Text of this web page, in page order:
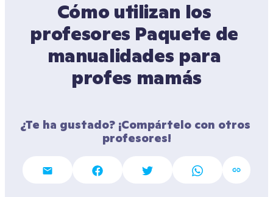
Cómo utilizan los
profesores Paquete de
manualidades para
profes mamás
¿Te ha gustado? ¡Compártelo con otros
profesores!